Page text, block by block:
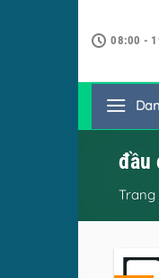
qua
dung
08:00 -
đầu
Trang